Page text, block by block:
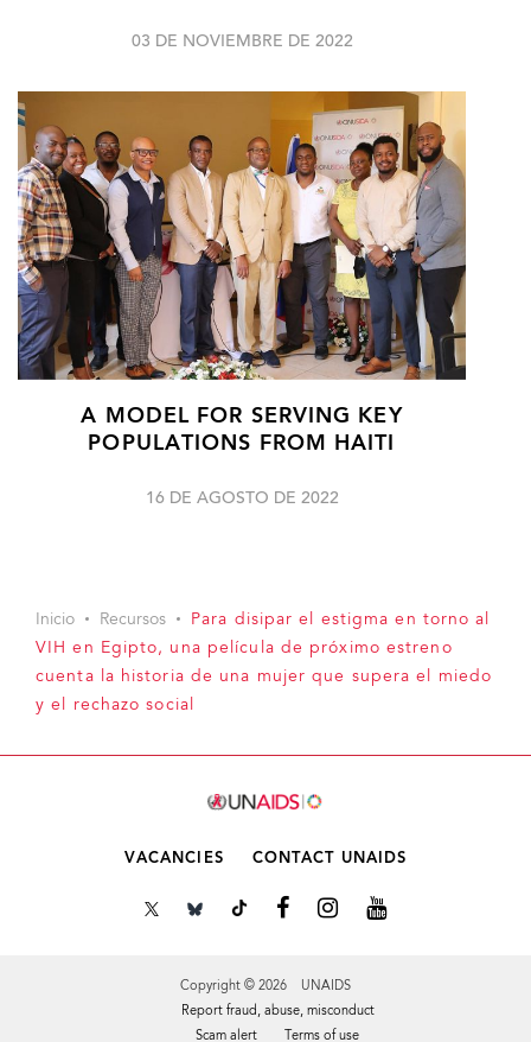
03 DE NOVIEMBRE DE 2022
A MODEL FOR SERVING KEY
POPULATIONS FROM HAITI
16 DE AGOSTO DE 2022
Inicio Recursos
Para disipar el estigma en torno al
VIH en Egipto, una película de próximo estreno
cuenta la historia de una mujer que supera el miedo
y el rechazo social
VACANCIES CONTACT UNAIDS
Copyright © 2026 UNAIDS
Report fraud, abuse, misconduct
Scam alert
Terms of use